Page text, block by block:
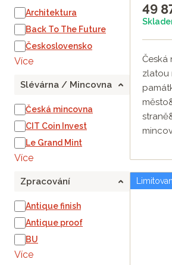
Architektura
Back To The Future
Československo
Více
Slévárna / Mincovna
Česká mincovna
CIT Coin Invest
Le Grand Mint
Více
Zpracování
Antique finish
Antique proof
BU
Více
49
Česká
zlatou